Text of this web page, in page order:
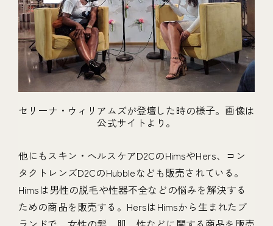
セリーナ・ウィリアムズが登壇した時の様子。画像は
公式サイトより。
他にもスキン・ヘルスケアD2CのHimsやHers、コン
タクトレンズD2CのHubbleなども販売されている。
Himsは男性の脱毛や性器不全などの悩みを解決する
ための商品を販売する。HersはHimsから生まれたブ